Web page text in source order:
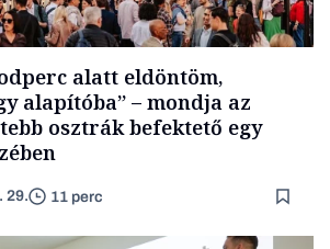
alatt eldöntöm,
alapítóba” – mondja az
osztrák befektető egy
29. 11 perc